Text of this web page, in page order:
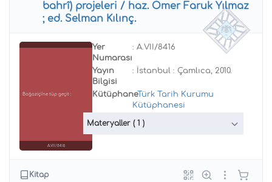
bahrî) projeleri / haz. Ömer Faruk Yılmaz
; ed. Selman Kılınç.
Boğaziçi'ne tüp geçit :
A.VII/8416
Yer
Numarası
: A.VII/8416
Yayın
Bilgisi
: İstanbul : Çamlıca, 2010.
Kütüphane
:Türk Tarih Kurumu
Kütüphanesi
Materyaller ( 1 )
Kitap